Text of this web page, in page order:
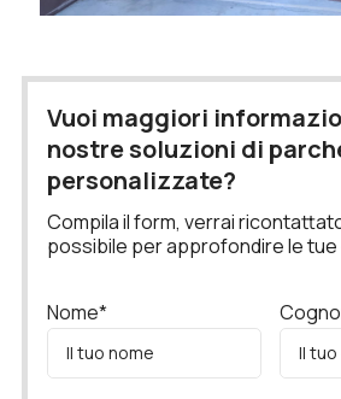
Vuoi maggiori
nostre soluzioni di
personalizzate?
Compila il form, verrai
possibile per approfondire le
Nome*